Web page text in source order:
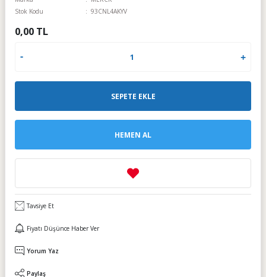
Stok Kodu
93CNL4AKYV
0,00 TL
SEPETE EKLE
HEMEN AL
Tavsiye Et
Fiyatı Düşünce Haber Ver
Yorum Yaz
Paylaş